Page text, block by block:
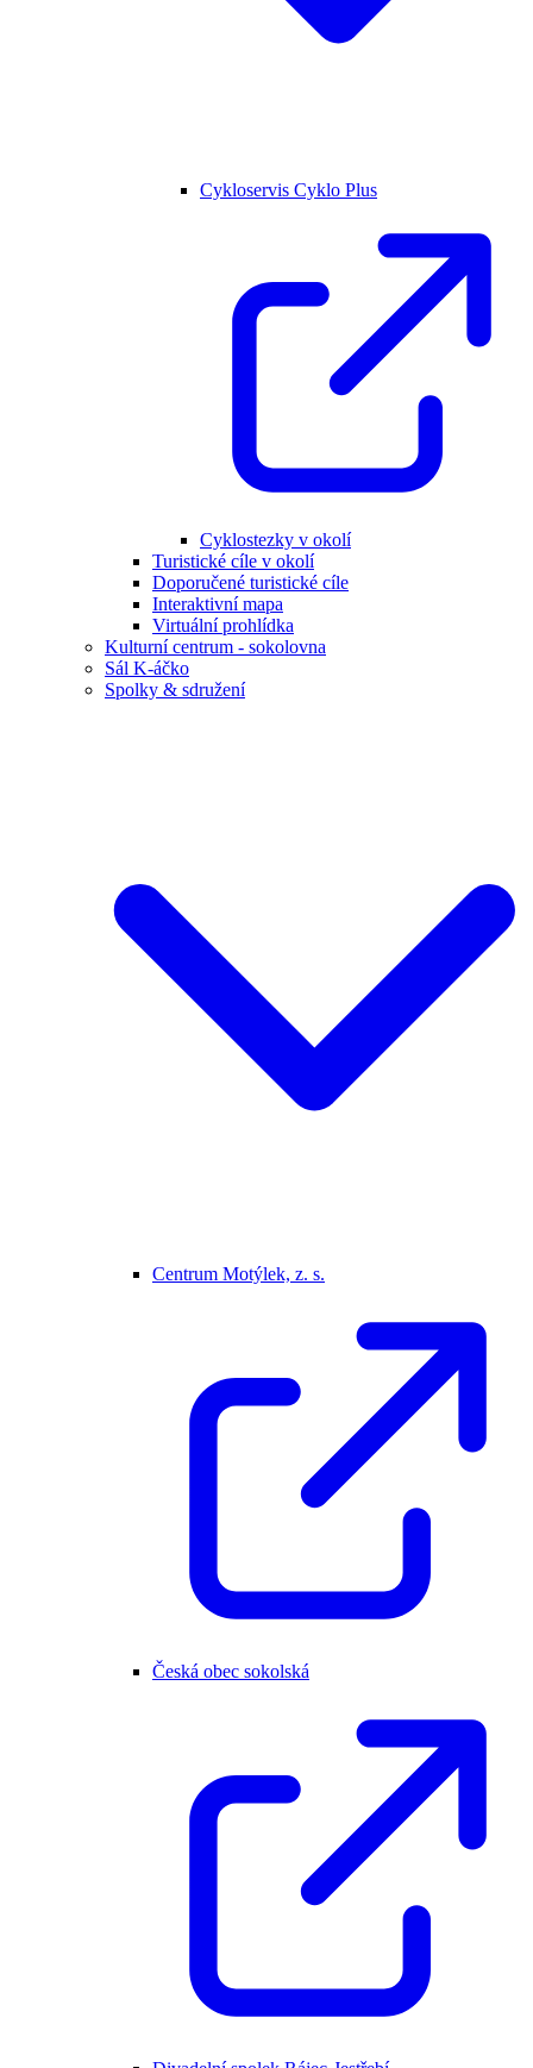
Cykloservis Cyklo Plus
Cyklostezky v okolí
Turistické cíle v okolí
Doporučené turistické cíle
Interaktivní mapa
Virtuální prohlídka
Kulturní centrum - sokolovna
Sál K-áčko
Spolky & sdružení
Centrum Motýlek, z. s.
Česká obec sokolská